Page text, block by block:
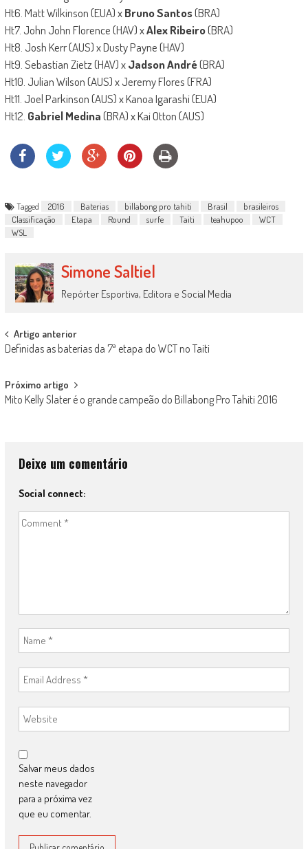
Ht6. Matt Wilkinson (EUA) xBruno Santos(BRA)
Ht7. John John Florence (HAV) xAlex Ribeiro(BRA)
Ht8. Josh Kerr (AUS) x Dusty Payne (HAV)
Ht9. Sebastian Zietz (HAV) xJadson André(BRA)
Ht10. Julian Wilson (AUS) x Jeremy Flores (FRA)
Ht11. Joel Parkinson (AUS) x Kanoa Igarashi (EUA)
Ht12. Gabriel Medina(BRA) x Kai Otton (AUS)
Tagged 2016 Baterias billabong pro tahiti Brasil
brasileiros
Classificação
Etapa Round surfe Taiti teahupoo
WCT
WSL
Simone Saltiel
Repórter Esportiva, Editora e Social Media
Post
navigation
Artigo anterior
Definidas as baterias da 7ª etapa do WCT no Taiti
Próximo artigo
Mito Kelly Slater é o grande campeão do Billabong Pro Tahiti 2016
Deixe um comentário
Social connect:
Salvar meus dados
neste navegador
para a próxima vez
que eu comentar.